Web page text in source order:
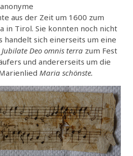
aus der Zeit um 1600 zum
in Tirol. Sie konnten noch nicht
sich einerseits um eine
Jubilate Deo omnis terra zum Fest
und andererseits um die
Maria schönste.